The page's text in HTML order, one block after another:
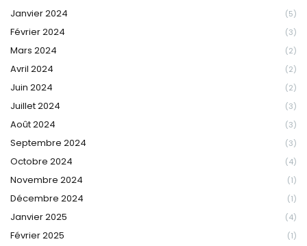
Janvier 2024 (5)
Février 2024 (3)
Mars 2024 (2)
Avril 2024 (2)
Juin 2024 (2)
Juillet 2024 (3)
Août 2024 (3)
Septembre 2024 (3)
Octobre 2024 (4)
Novembre 2024 (1)
Décembre 2024 (1)
Janvier 2025 (4)
Février 2025 (1)